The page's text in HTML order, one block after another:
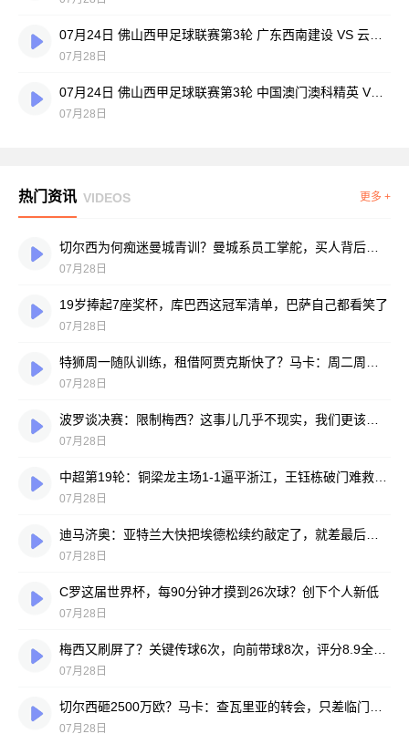
07月28日
07月24日 佛山西甲足球联赛第3轮 中国澳门澳科精英 VS 藝品高國際 全场录像
07月28日
热门资讯 VIDEOS 更多 +
07月28日
19岁捧起7座奖杯，库巴西这冠军清单，巴萨自己都看笑了
07月28日
07月28日
07月28日
07月28日
07月28日
C罗这届世界杯，每90分钟才摸到26次球？创下个人新低
07月28日
07月28日
07月28日